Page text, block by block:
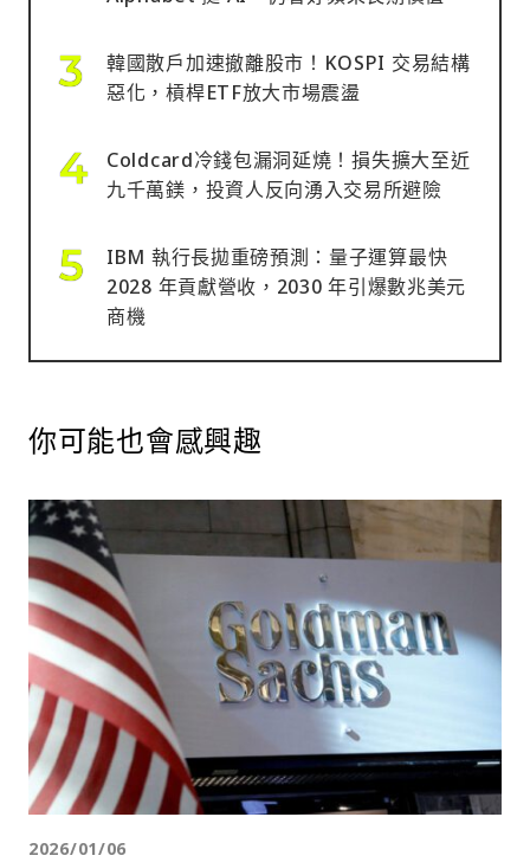
韓國散戶加速撤離股市！KOSPI 交易結構
惡化，槓桿ETF放大市場震盪
Coldcard冷錢包漏洞延燒！損失擴大至近
九千萬鎂，投資人反向湧入交易所避險
IBM 執行長拋重磅預測：量子運算最快
2028 年貢獻營收，2030 年引爆數兆美元
商機
你可能也會感興趣
2026/01/06